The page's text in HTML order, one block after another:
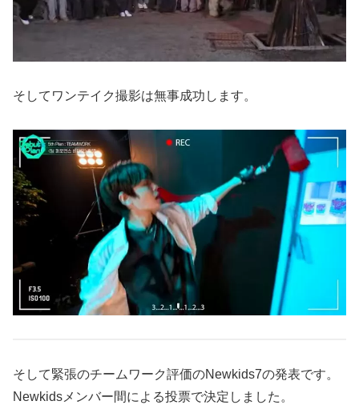
そしてワンテイク撮影は無事成功します。
そして緊張のチームワーク評価のNewkids7の発表です。
Newkidsメンバー間による投票で決定しました。